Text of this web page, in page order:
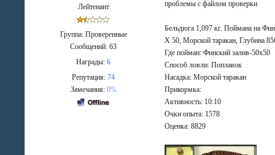
Лейтенант
Группа: Проверенные
Сообщений:63
Награды:6
Репутация:74
Замечания: 0%
проблемы с файлом проверки
Бельдюга 1,097 кг. Поймана на
X 50, Морской таракан, Глубина
Где пойман: Финский залив-50х50
Способ ловли: Поплавок
Насадка: Морской таракан
Прикормка:
Активность: 10:10
Очки опыта: 1578
Оценка: 8829